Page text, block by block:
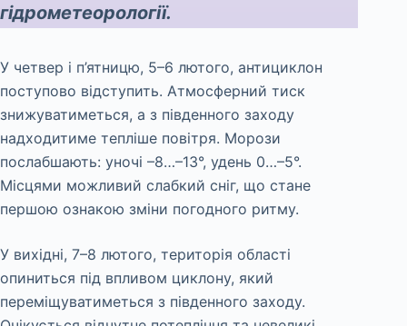
гідрометеорології.
У четвер і п’ятницю, 5–6 лютого, антициклон
поступово відступить. Атмосферний тиск
знижуватиметься, а з південного заходу
надходитиме тепліше повітря. Морози
послабшають: уночі –8…–13°, удень 0…–5°.
Місцями можливий слабкий сніг, що стане
першою ознакою зміни погодного ритму.
У вихідні, 7–8 лютого, територія області
опиниться під впливом циклону, який
переміщуватиметься з південного заходу.